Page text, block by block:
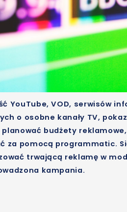
YouTube, VOD, serwisów
o osobne kanały TV,
planować budżety
za pomocą programmatic.
trwającą reklamę w
kampania.